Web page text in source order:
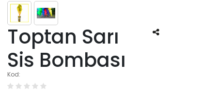
Toptan Sarı
Sis Bombası
Kod: